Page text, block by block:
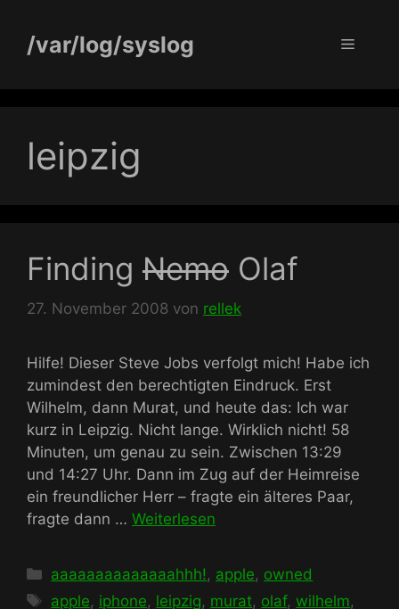
Inhalt
springen
/var/log/syslog Menü
leipzig
Finding Nemo Olaf
27. November 2008 von rellek
Hilfe! Dieser Steve Jobs verfolgt mich! Habe ich
zumindest den berechtigten Eindruck. Erst
Wilhelm, dann Murat, und heute das: Ich war
kurz in Leipzig. Nicht lange. Wirklich nicht! 58
Minuten, um genau zu sein. Zwischen 13:29
und 14:27 Uhr. Dann im Zug auf der Heimreise
ein freundlicher Herr – fragte ein älteres Paar,
fragte dann … Weiterlesen
Kategorien
aaaaaaaaaaaaaahhh!, apple, owned
Schlagwörter
apple, iphone, leipzig, murat, olaf,wilhelm,